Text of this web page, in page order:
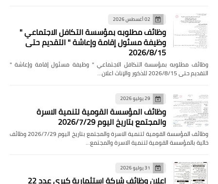
02 أغسطس 2026
وظائف مطلوبه بمؤسسة التكافل الاجتماعي "
وظيفة مسئول إقامة وإعاشة " التقديم حتى
2026/8/15
وظائف مطلوبه بمؤسسة التكافل الاجتماعي " وظيفة مسئول إقامة وإعاشة "
التقديم حتى 2026/8/15 للذكور والإناث اعلان…
29 يوليو 2026
وظائف المؤسسة القومية لتنمية الاسرة
والمجتمع بتاريخ اليوم 2026/7/29
وظائف المؤسسة القومية لتنمية الاسرة والمجتمع بتاريخ اليوم 2026/7/29 وظائف
خالية بالمؤسسة القومية لتنمية الاسرة والمجتمع…
31 يوليو 2026
اعلان وظائف شركة استثمارية كبرى عدد 22